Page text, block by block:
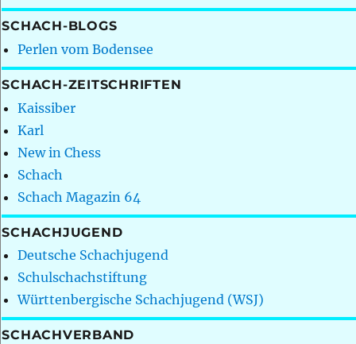
SCHACH-BLOGS
Perlen vom Bodensee
SCHACH-ZEITSCHRIFTEN
Kaissiber
Karl
New in Chess
Schach
Schach Magazin 64
SCHACHJUGEND
Deutsche Schachjugend
Schulschachstiftung
Württenbergische Schachjugend (WSJ)
SCHACHVERBAND